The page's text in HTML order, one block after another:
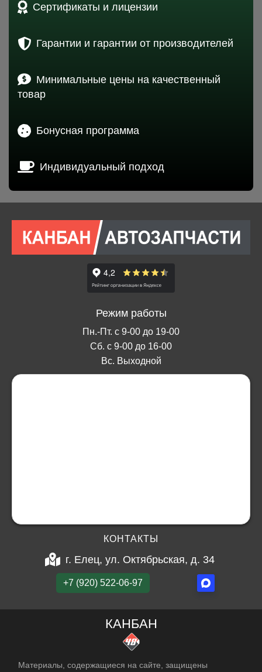
Сертификаты и лицензии
Гарантии и гарантии от производителей
Минимальные цены на качественный
товар
Бонусная программа
Индивидуальный подход
Режим работы
Пн.-Пт. с 9-00 до 19-00
Сб. с 9-00 до 16-00
Вс. Выходной
КОНТАКТЫ
г. Елец, ул. Октябрьская, д. 34
+7 (920) 522-06-97
КАНБАН
Материалы, содержащиеся на сайте, защищены